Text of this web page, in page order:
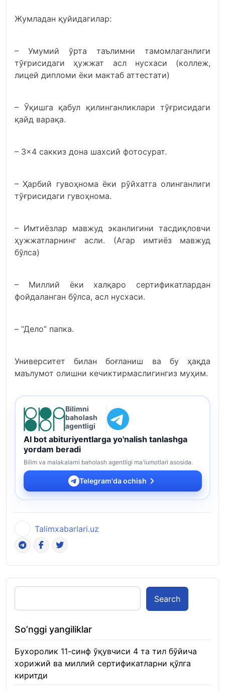
Жумладан қуйидагилар:
– Умумий ўрта таълимни тамомлаганлиги
тўғрисидаги ҳужжат асл нусхаси (коллеж,
лицей дипломи ёки мактаб аттестати)
– Ўқишга қабул қилинганликлари тўғрисидаги
қайд варақа.
– 3×4 саккиз дона шахсий фотосурат.
– Ҳарбий гувоҳнома ёки рўйхатга олинганлиги
тўғрисидаги гувоҳнома.
– Имтиёзлар мавжуд эканлигини тасдиқловчи
ҳужжатларнинг асли. (Агар имтиёз мавжуд
бўлса)
– Миллий ёки халқаро сертификатлардан
фойдаланган бўлса, асл нусхаси.
– “Дело” папка.
Университет билан боғланиш ва бу ҳақда
маълумот олишни кечиктирмаслигингиз муҳим.
Bilimni
baholash
agentligi
AI bot abituriyentlarga yo'nalish tanlashga
yordam beradi
Bilim va malakalarni baholash agentligi ma'lumotlari asosida.
Telegram'da ochish
Talimxabarlari.uz
Search
So’nggi yangiliklar
Бухоролик 11-синф ўқувчиси 4 та тил бўйича
хорижий ва миллий сертификатларни қўлга
киритди